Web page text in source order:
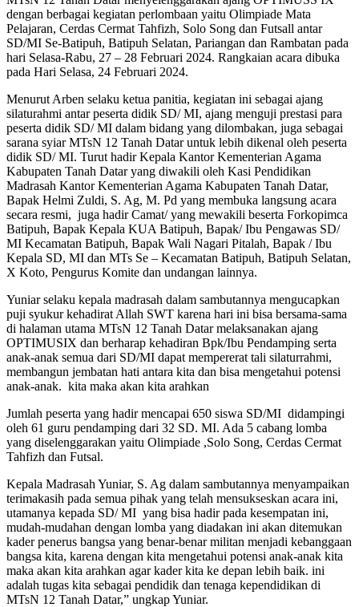
dengan berbagai kegiatan perlombaan yaitu Olimpiade Mata
Pelajaran, Cerdas Cermat Tahfizh, Solo Song dan Futsall antar
SD/MI Se-Batipuh, Batipuh Selatan, Pariangan dan Rambatan pada
hari Selasa-Rabu, 27 – 28 Februari 2024. Rangkaian acara dibuka
pada Hari Selasa, 24 Februari 2024.
Menurut Arben selaku ketua panitia, kegiatan ini sebagai ajang
silaturahmi antar peserta didik SD/ MI, ajang menguji prestasi para
peserta didik SD/ MI dalam bidang yang dilombakan, juga sebagai
sarana syiar MTsN 12 Tanah Datar untuk lebih dikenal oleh peserta
didik SD/ MI. Turut hadir Kepala Kantor Kementerian Agama
Kabupaten Tanah Datar yang diwakili oleh Kasi Pendidikan
Madrasah Kantor Kementerian Agama Kabupaten Tanah Datar,
Bapak Helmi Zuldi, S. Ag, M. Pd yang membuka langsung acara
secara resmi, juga hadir Camat/ yang mewakili beserta Forkopimca
Batipuh, Bapak Kepala KUA Batipuh, Bapak/ Ibu Pengawas SD/
MI Kecamatan Batipuh, Bapak Wali Nagari Pitalah, Bapak / Ibu
Kepala SD, MI dan MTs Se – Kecamatan Batipuh, Batipuh Selatan,
X Koto, Pengurus Komite dan undangan lainnya.
Yuniar selaku kepala madrasah dalam sambutannya mengucapkan
puji syukur kehadirat Allah SWT karena hari ini bisa bersama-sama
di halaman utama MTsN 12 Tanah Datar melaksanakan ajang
OPTIMUSIX dan berharap kehadiran Bpk/Ibu Pendamping serta
anak-anak semua dari SD/MI dapat mempererat tali silaturrahmi,
membangun jembatan hati antara kita dan bisa mengetahui potensi
anak-anak. kita maka akan kita arahkan
Jumlah peserta yang hadir mencapai 650 siswa SD/MI didampingi
oleh 61 guru pendamping dari 32 SD. MI. Ada 5 cabang lomba
yang diselenggarakan yaitu Olimpiade ,Solo Song, Cerdas Cermat
Tahfizh dan Futsal.
Kepala Madrasah Yuniar, S. Ag dalam sambutannya menyampaikan
terimakasih pada semua pihak yang telah mensukseskan acara ini,
utamanya kepada SD/ MI yang bisa hadir pada kesempatan ini,
mudah-mudahan dengan lomba yang diadakan ini akan ditemukan
kader penerus bangsa yang benar-benar militan menjadi kebanggaan
bangsa kita, karena dengan kita mengetahui potensi anak-anak kita
maka akan kita arahkan agar kader kita ke depan lebih baik. ini
adalah tugas kita sebagai pendidik dan tenaga kependidikan di
MTsN 12 Tanah Datar,” ungkap Yuniar.